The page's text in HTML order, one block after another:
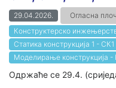
29.04.2026. Огласна
Конструктерско
Статика конструкција 1 - СК1
Моделирање конструкција
Одржаће се 29.4.